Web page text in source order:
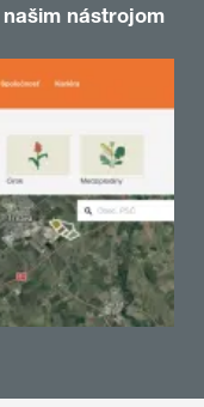
nástrojom